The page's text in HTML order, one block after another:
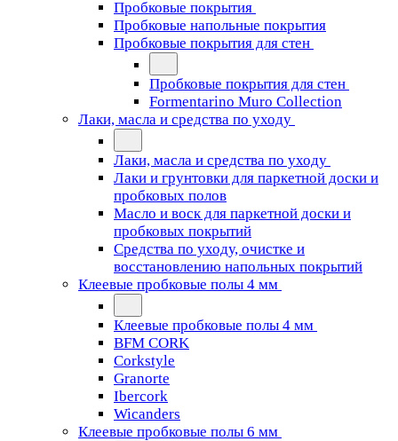
Пробковые покрытия
Пробковые напольные покрытия
Пробковые покрытия для стен
Пробковые покрытия для стен
Formentarino Muro Collection
Лаки, масла и средства по уходу
Лаки, масла и средства по уходу
Лаки и грунтовки для паркетной доски и
пробковых полов
Масло и воск для паркетной доски и
пробковых покрытий
Средства по уходу, очистке и
восстановлению напольных покрытий
Клеевые пробковые полы 4 мм
Клеевые пробковые полы 4 мм
BFM CORK
Corkstyle
Granorte
Ibercork
Wicanders
Клеевые пробковые полы 6 мм